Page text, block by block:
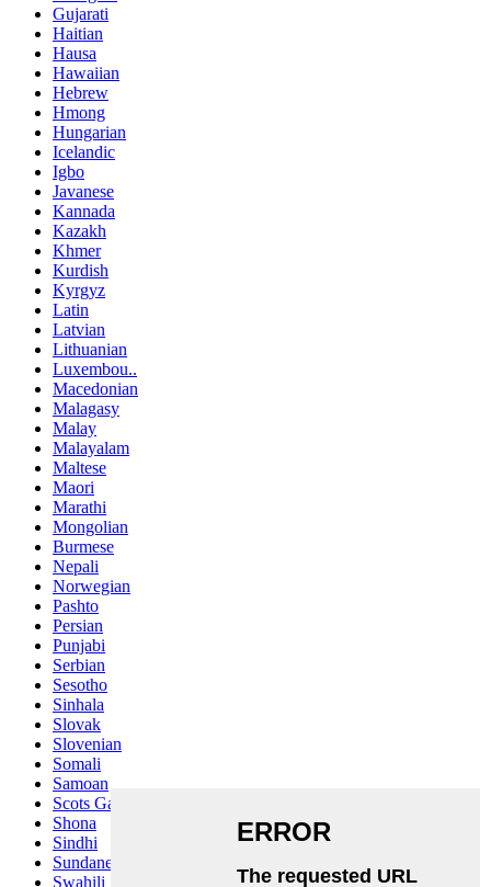
Gujarati
Haitian
Hausa
Hawaiian
Hebrew
Hmong
Hungarian
Icelandic
Igbo
Javanese
Kannada
Kazakh
Khmer
Kurdish
Kyrgyz
Latin
Latvian
Lithuanian
Luxembou..
Macedonian
Malagasy
Malay
Malayalam
Maltese
Maori
Marathi
Mongolian
Burmese
Nepali
Norwegian
Pashto
Persian
Punjabi
Serbian
Sesotho
Sinhala
Slovak
Slovenian
Somali
Samoan
Scots Gaelic
Shona
Sindhi
Sundanese
Swahili